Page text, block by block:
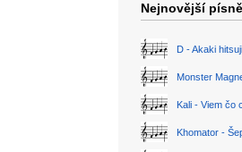
Nejnovější písně
D - Akaki
Monster
Kali - Viem čo
Khomator -